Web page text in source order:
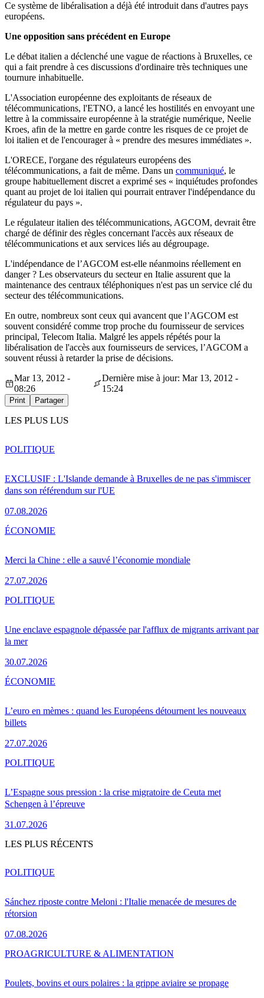
Ce système de libéralisation a déjà été introduit dans d'autres pays
européens.
Une opposition sans précédent en Europe
Le débat italien a déclenché une vague de réactions à Bruxelles, ce
qui a fait prendre à ces discussions d'ordinaire très techniques une
tournure inhabituelle.
L'Association européenne des exploitants de réseaux de
télécommunications, l'ETNO, a lancé les hostilités en envoyant une
lettre à la commissaire européenne à la stratégie numérique, Neelie
Kroes, afin de la mettre en garde contre les risques de ce projet de
loi italien et de l'encourager à « prendre des mesures immédiates ».
L'ORECE, l'organe des régulateurs européens des
télécommunications, a fait de même. Dans un communiqué, le
groupe habituellement discret a exprimé ses « inquiétudes profondes
quant au projet de loi italien qui pourrait entraver l'indépendance du
régulateur du pays ».
Le régulateur italien des télécommunications, AGCOM, devrait être
chargé de définir des règles concernant l'accès aux réseaux de
télécommunications et aux services liés au dégroupage.
L'indépendance de l’AGCOM est-elle néanmoins réellement en
danger ? Les observateurs du secteur en Italie assurent que la
maintenance des centraux téléphoniques n'est pas un service clé du
secteur des télécommunications.
En outre, nombreux sont ceux qui avancent que l’AGCOM est
souvent considéré comme trop proche du fournisseur de services
principal, Telecom Italia. Malgré les appels répétés pour la
libéralisation de l'accès aux fournisseurs de services, l’AGCOM a
souvent réussi à retarder la prise de décisions.
Mar 13, 2012 -
08:26
Dernière mise à jour: Mar 13, 2012 -
15:24
Print Partager
LES PLUS LUS
EXCLUSIF : L'Islande demande à Bruxelles de ne pas s'immiscer
dans son référendum sur l'UE
07.08.2026
POLITIQUE
Merci la Chine : elle a sauvé l’économie mondiale
27.07.2026
ÉCONOMIE
Une enclave espagnole dépassée par l'afflux de migrants arrivant par
la mer
30.07.2026
POLITIQUE
L’euro en mèmes : quand les Européens détournent les nouveaux
billets
27.07.2026
ÉCONOMIE
L’Espagne sous pression : la crise migratoire de Ceuta met
Schengen à l’épreuve
31.07.2026
POLITIQUE
LES PLUS RÉCENTS
Sánchez riposte contre Meloni : l'Italie menacée de mesures de
rétorsion
07.08.2026
POLITIQUE
Poulets, bovins et ours polaires : la grippe aviaire se propage
PROAGRICULTURE & ALIMENTATION